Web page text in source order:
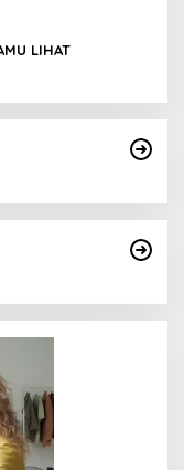
LIHAT